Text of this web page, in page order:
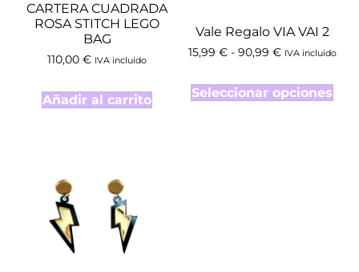
CARTERA CUADRADA
ROSA STITCH LEGO
BAG
110,00 € IVA incluido
Añadir al carrito
Vale Regalo VIA VAI 2
15,99 € - 90,99 € IVA incluido
Seleccionar opciones